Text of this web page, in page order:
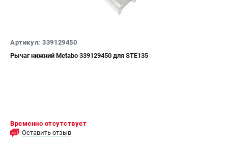
Артикул: 339129450
Рычаг нижний Metabo 339129450 для STE135
Временно отсутствует
Оставить отзыв